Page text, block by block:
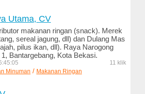
Utama, CV
makanan ringan (snack). Merek
sereal jagung, dll) dan Dulang Mas
pilus ikan, dll). Raya Narogong
Bantargebang, Kota Bekasi.
11 klik
Minuman / Makanan Ringan